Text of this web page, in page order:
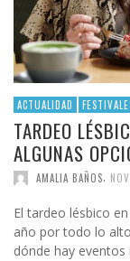
ACTUALIDAD
TARDEO
ALGUNAS
AMALIA BAÑOS,
El tardeo lésbico
año por todo lo
dónde hay